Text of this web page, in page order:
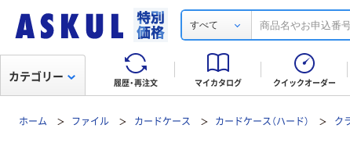
すべて
履歴・再注文 マイカタログ クイックオーダー
カテゴリー
ホーム ファイル カードケース カードケース（ハード） ク